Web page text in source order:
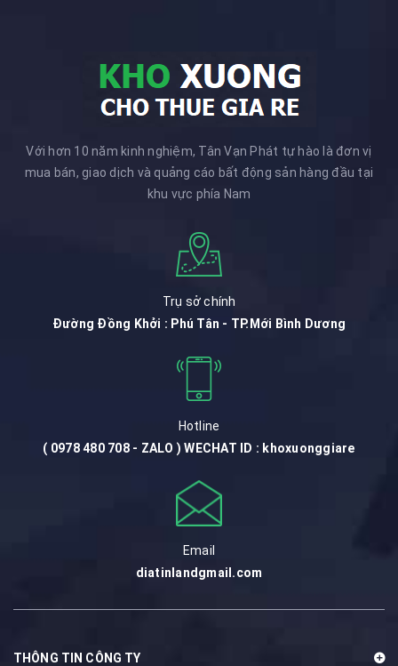
Với hơn 10 năm kinh nghiệm, Tân Vạn Phát tự hào là đơn vị
mua bán, giao dịch và quảng cáo bất động sản hàng đầu tại
khu vực phía Nam
Trụ sở chính
Đường Đồng Khởi : Phú Tân - TP.Mới Bình Dương
Hotline
( 0978 480 708 - ZALO ) WECHAT ID : khoxuonggiare
Email
diatinlandgmail.com
THÔNG TIN CÔNG TY